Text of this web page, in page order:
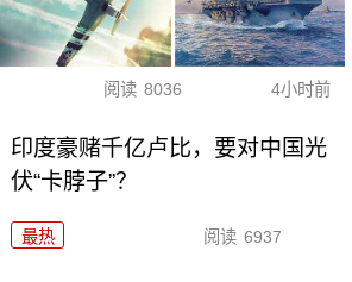
阅读 8036 4小时前
印度豪赌千亿卢比，要对中国光
伏“卡脖子”？
最热 阅读 6937